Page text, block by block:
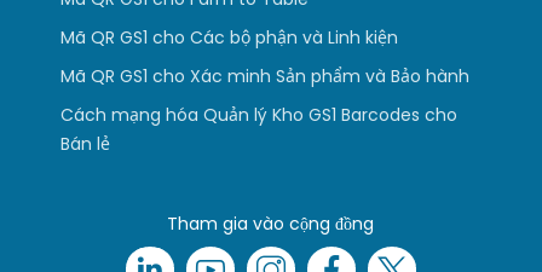
Mã QR GS1 cho Các bộ phận và Linh kiện
Mã QR GS1 cho Xác minh Sản phẩm và Bảo hành
Cách mạng hóa Quản lý Kho GS1 Barcodes cho
Bán lẻ
Tham gia vào cộng đồng